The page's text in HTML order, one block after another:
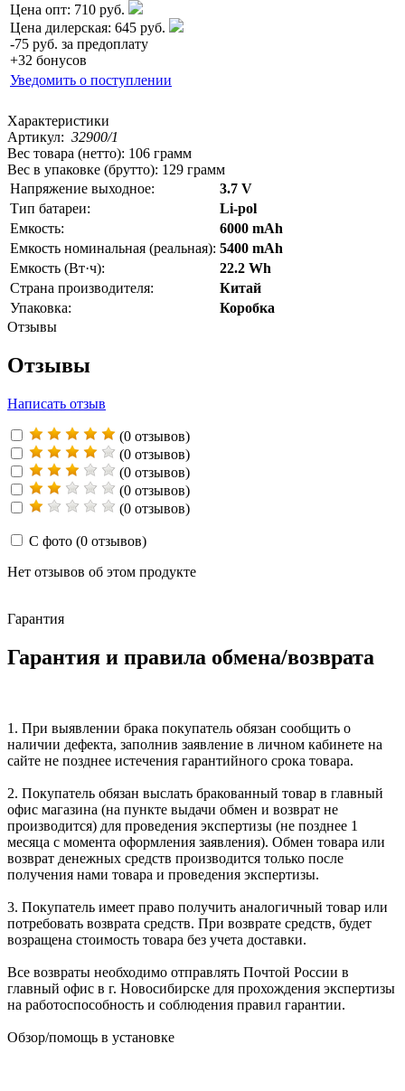
Цена опт: 710 руб.
Цена дилерская: 645 руб.
-75 руб. за предоплату
+32 бонусов
Уведомить о поступлении
Характеристики
Артикул: 32900/1
Вес товара (нетто): 106 грамм
Вес в упаковке (брутто): 129 грамм
Напряжение выходное:
3.7 V
Тип батареи:
Li-pol
Емкость:
6000 mAh
Емкость номинальная (реальная): 5400 mAh
Емкость (Вт·ч):
22.2 Wh
Страна производителя:
Китай
Упаковка:
Коробка
Отзывы
Отзывы
Написать отзыв
(0 отзывов)
(0 отзывов)
(0 отзывов)
(0 отзывов)
(0 отзывов)
С фото (0 отзывов)
Нет отзывов об этом продукте
Гарантия
Гарантия и правила обмена/возврата
1. При выявлении брака покупатель обязан сообщить о
наличии дефекта, заполнив заявление в личном кабинете на
сайте не позднее истечения гарантийного срока товара.
2. Покупатель обязан выслать бракованный товар в главный
офис магазина (на пункте выдачи обмен и возврат не
производится) для проведения экспертизы (не позднее 1
месяца с момента оформления заявления). Обмен товара или
возврат денежных средств производится только после
получения нами товара и проведения экспертизы.
3. Покупатель имеет право получить аналогичный товар или
потребовать возврата средств. При возврате средств, будет
возращена стоимость товара без учета доставки.
Все возвраты необходимо отправлять Почтой России в
главный офис в г. Новосибирске для прохождения экспертизы
на работоспособность и соблюдения правил гарантии.
Обзор/помощь в установке